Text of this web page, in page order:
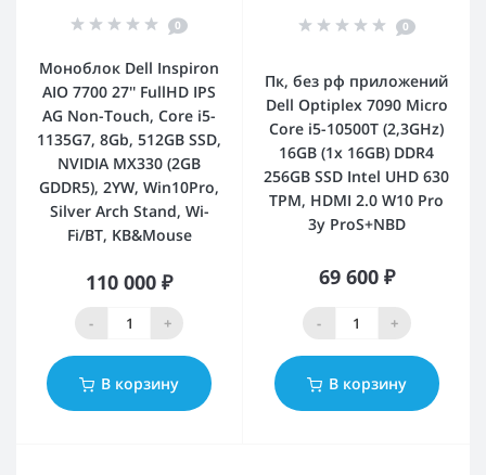
0
Моноблок Dell Inspiron
AIO 7700 27'' FullHD IPS
AG Non-Touch, Core i5-
1135G7, 8Gb, 512GB SSD,
NVIDIA MX330 (2GB
GDDR5), 2YW, Win10Pro,
Silver Arch Stand, Wi-
Fi/BT, KB&Mouse
110 000 ₽
- +
В корзину
0
Пк, без рф приложений
Dell Optiplex 7090 Micro
Core i5-10500T (2,3GHz)
16GB (1x 16GB) DDR4
256GB SSD Intel UHD 630
TPM, HDMI 2.0 W10 Pro
3y ProS+NBD
69 600 ₽
- +
В корзину